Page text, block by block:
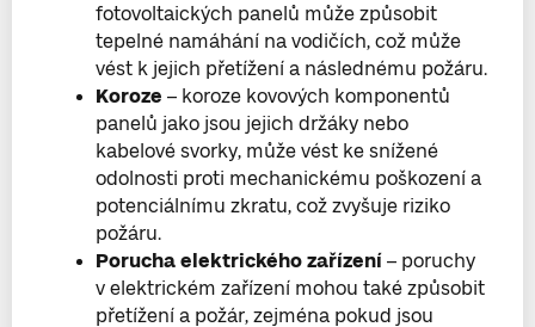
fotovoltaických panelů může způsobit
tepelné namáhání na vodičích, což může
vést k jejich přetížení a následnému požáru.
Koroze – koroze kovových komponentů
panelů jako jsou jejich držáky nebo
kabelové svorky, může vést ke snížené
odolnosti proti mechanickému poškození a
potenciálnímu zkratu, což zvyšuje riziko
požáru.
Porucha elektrického zařízení – poruchy
v elektrickém zařízení mohou také způsobit
přetížení a požár, zejména pokud jsou